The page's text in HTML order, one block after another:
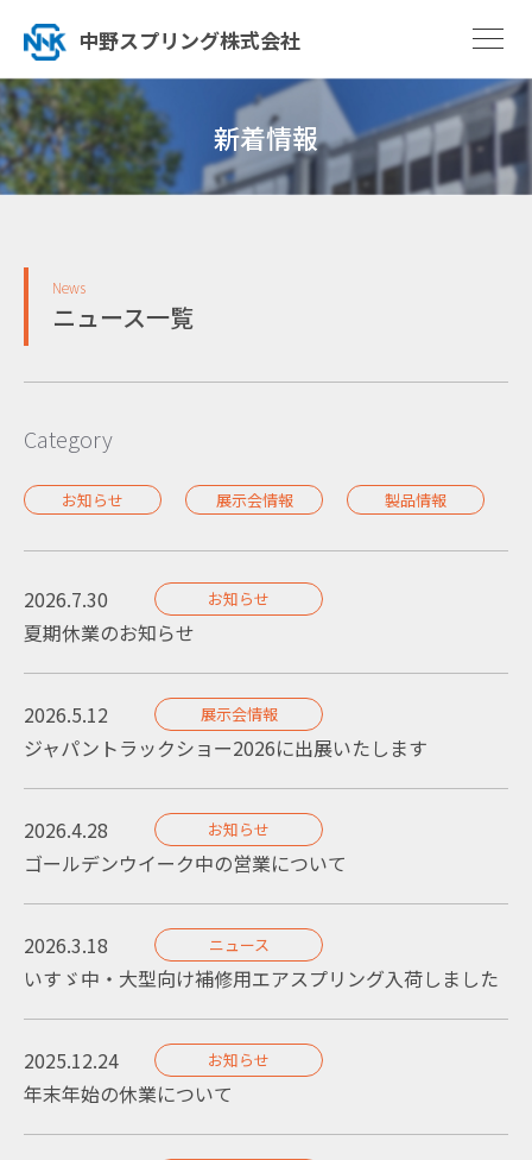
中野スプリング株式会社
新着情報
News
ニュース一覧
Category
お知らせ 展示会情報 製品情報
2026.7.30 お知らせ
夏期休業のお知らせ
2026.5.12 展示会情報
ジャパントラックショー2026に出展いたします
2026.4.28 お知らせ
ゴールデンウイーク中の営業について
2026.3.18 ニュース
いすゞ中・大型向け補修用エアスプリング入荷しました
2025.12.24 お知らせ
年末年始の休業について